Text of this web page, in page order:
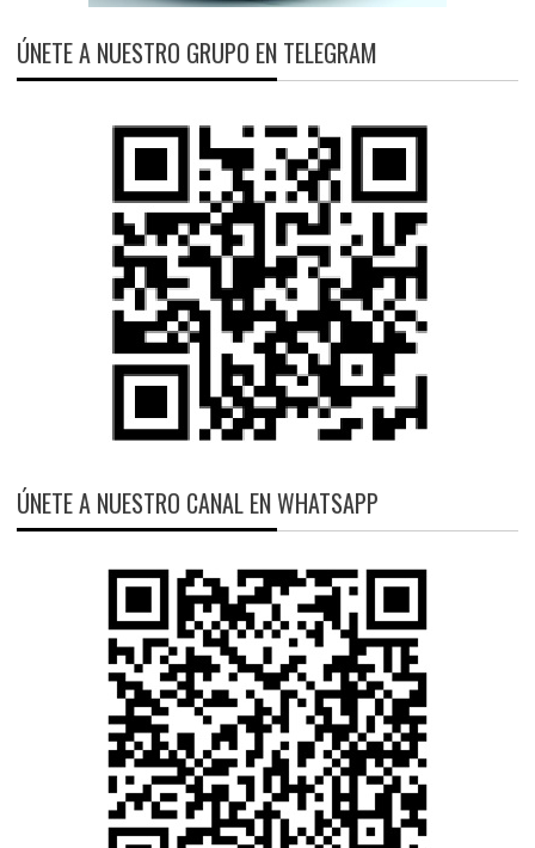
ÚNETE A NUESTRO GRUPO EN TELEGRAM
ÚNETE A NUESTRO CANAL EN WHATSAPP